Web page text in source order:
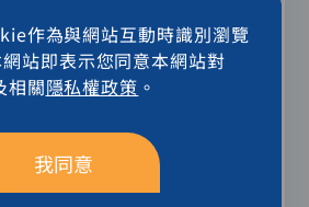
作為與網站互動時識別瀏覽
站即表示您同意本網站對
相關隱私權政策 。
我同意
Gland Cancer）
治療方式包括手術、放射治療
制。然而，部分患者在完成治
瘤復發或局部惡化，進入復發
Head and Neck